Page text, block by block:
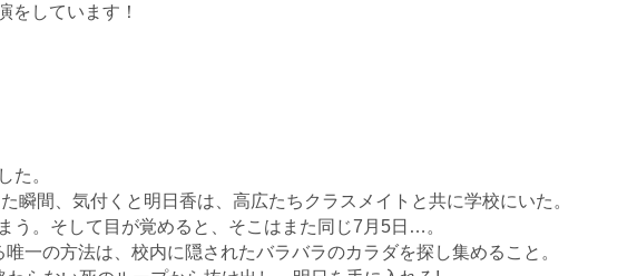
をしています！
た。
間、気付くと明日香は、高広たちクラスメイトと共に学校にいた。
う。そして目が覚めると、そこはまた同じ7月5日…。
一の方法は、校内に隠されたバラバラのカラダを探し集めること。